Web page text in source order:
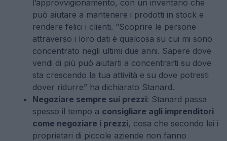
l’approvvigionamento, con un inventario che
può aiutare a mantenere i prodotti in stock e
rendere felici i clienti. “Scoprire le persone
attraverso i loro dati è qualcosa su cui mi sono
concentrato negli ultimi due anni. Sapere dove
vendi di più può aiutarti a concentrarti su dove
sta crescendo la tua attività e su dove potresti
dover ridurre” ha dichiarato Stanard.
Negoziare sempre sui prezzi: Stanard passa
spesso il tempo a consigliare agli imprenditori
come negoziare i prezzi, cosa che secondo lei i
proprietari di piccole aziende non fanno